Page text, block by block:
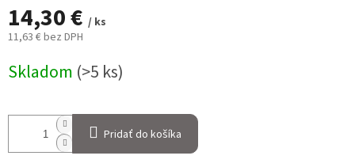
14,30 € / ks
11,63 € bez DPH
cena:
Skladom (>5 ks)
Pridať do košíka